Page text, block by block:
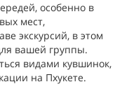
особенно в
мест,
экскурсий, в этом
вашей группы.
видами кувшинок,
на Пхукете.